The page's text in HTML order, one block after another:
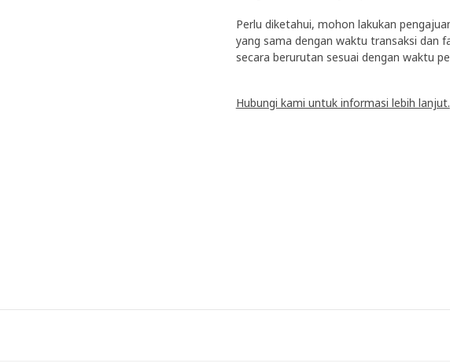
Perlu diketahui, mohon lakukan
yang sama dengan waktu transaksi dan
secara berurutan sesuai dengan waktu
Hubungi kami untuk informasi lebih lanjut.